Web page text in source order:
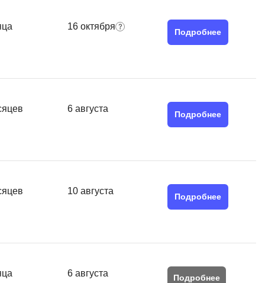
16 октября
Подробнее
6 августа
Подробнее
10 августа
Подробнее
6 августа Подробнее
MS SQL
CentOS
Промпт инжиниринг